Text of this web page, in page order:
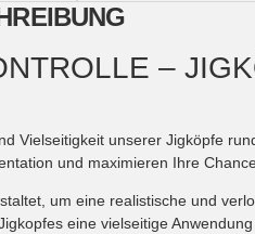
–
Vielseitigkeit unserer Jigköpfe
und maximieren Ihre
um eine realistische und
eine vielseitige